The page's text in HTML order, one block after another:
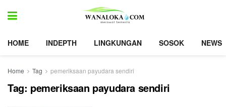
HOME INDEPTH LINGKUNGAN SOSOK NEWS
Home Tag pemeriksaan payudara sendiri
Tag: pemeriksaan payudara sendiri